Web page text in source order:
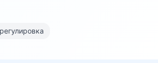
регулировка